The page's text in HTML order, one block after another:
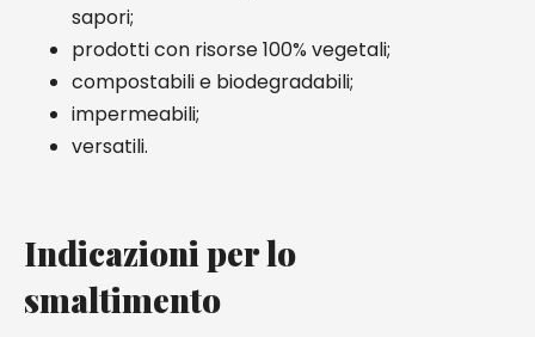
sapori;
prodotti con risorse 100% vegetali;
compostabili e biodegradabili;
impermeabili;
versatili.
Indicazioni per lo
smaltimento